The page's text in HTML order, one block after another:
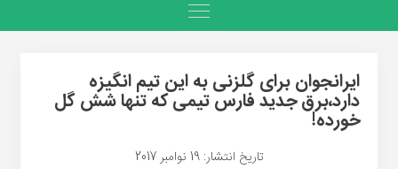
ایرانجوان برای گلزنی به این تیم انگیزه
دارد،برق جدید فارس تیمی که تنها شش گل
خورده!
تاریخ انتشار: 19 نوامبر 2017